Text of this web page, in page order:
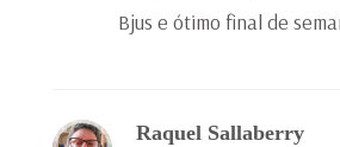
Bjus e ótimo final de
Raquel Sallaberry